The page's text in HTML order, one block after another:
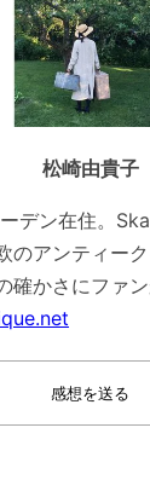
松崎由貴子
デン在住。
のアンティー
確かさにファン
感想を送る